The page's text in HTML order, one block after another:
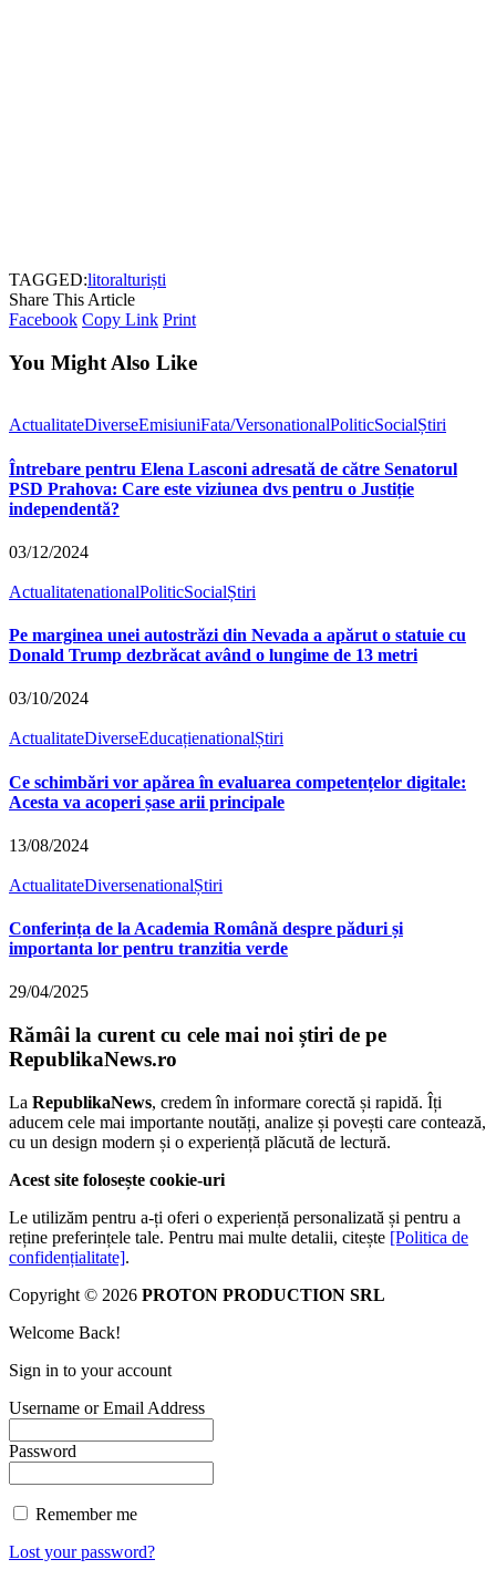
TAGGED:litoralturiști
Share This Article
Facebook Copy Link Print
You Might Also Like
ActualitateDiverseEmisiuniFata/VersonationalPoliticSocialȘtiri
Întrebare pentru Elena Lasconi adresată de către Senatorul
PSD Prahova: Care este viziunea dvs pentru o Justiție
independentă?
03/12/2024
ActualitatenationalPoliticSocialȘtiri
Pe marginea unei autostrăzi din Nevada a apărut o statuie cu
Donald Trump dezbrăcat având o lungime de 13 metri
03/10/2024
ActualitateDiverseEducațienationalȘtiri
Ce schimbări vor apărea în evaluarea competențelor digitale:
Acesta va acoperi șase arii principale
13/08/2024
ActualitateDiversenationalȘtiri
Conferința de la Academia Română despre păduri și
importanta lor pentru tranzitia verde
29/04/2025
Rămâi la curent cu cele mai noi știri de pe
RepublikaNews.ro
La RepublikaNews, credem în informare corectă și rapidă. Îți
aducem cele mai importante noutăți, analize și povești care contează,
cu un design modern și o experiență plăcută de lectură.
Acest site folosește cookie-uri
Le utilizăm pentru a-ți oferi o experiență personalizată și pentru a
reține preferințele tale. Pentru mai multe detalii, citește [Politica de
confidențialitate].
Copyright © 2026 PROTON PRODUCTION SRL
Welcome Back!
Sign in to your account
Username or Email Address
Password
Remember me
Lost your password?